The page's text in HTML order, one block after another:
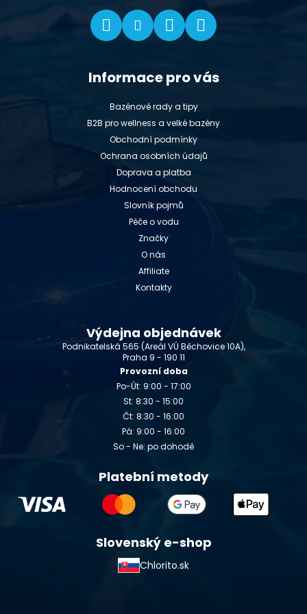
Informace pro vás
Bazénové rady a tipy
B2B pro wellness a velké bazény
Obchodní podmínky
Ochrana osobních údajů
Doprava a platba
Hodnocení obchodu
Slovník pojmů
Péče o vodu
Značky
O nás
Affiliate
Kontakty
Výdejna objednávek
Podnikatelská 565 (Areál VÚ Běchovice 10A),
Praha 9 - 190 11
Provozní doba
Po-Út: 9:00 - 17:00
St: 8:30 - 15:00
Čt: 8:30 - 16:00
Pá: 9:00 - 16:00
So - Ne: po dohodě
Platební metody
Slovenský e-shop
Chlorito.sk